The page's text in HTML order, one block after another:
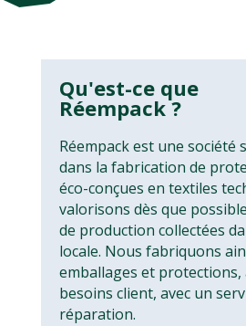
Qu'est-ce que
Réempack ?
Réempack est une société
dans la fabrication de
éco-conçues en textiles
valorisons dès que
de production collectées
locale. Nous fabriquons
emballages et protections,
besoins client, avec un
réparation.